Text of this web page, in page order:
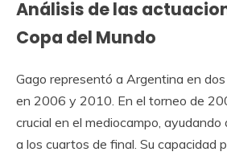
Análisis de las
Copa del Mundo
Gago representó a Argentina en dos
en 2006 y 2010. En el torneo de
crucial en el mediocampo,
a los cuartos de final. Su capacidad